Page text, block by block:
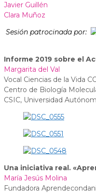
Javier Guillén
Clara Muñoz
Sesión patrocinada por:
Informe 2019 sobre el
Margarita del Val
Vocal Ciencias de la Vida
Centro de Biología
CSIC, Universidad
Una iniciativa real.
María Jesús Molina
Fundadora